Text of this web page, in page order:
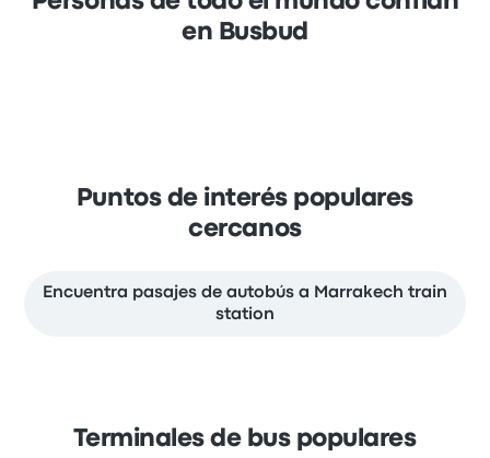
en Busbud
Puntos de interés populares
cercanos
Encuentra pasajes de autobús a Marrakech train
station
Terminales de bus populares